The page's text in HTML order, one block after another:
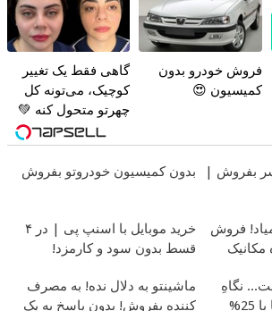
فروش خودرو بدون
کمیسیون 😍
گاهی فقط یک تغییر
کوچیک، می‌تونه کل
چهرتو متحول کنه 💚
تغییر طبیعی
بفروش |
بدون کمیسیون خودروتو بفروش
فروش
خرید موبایل با اسنپ پی | در ۴
قسط بدون سود و کارمزد!
نگاهِ
بعد، انرژی داره 🌸 بلفا با 25%
ماشینتو به دلال نده! به مصرف
کننده بفروش! بدون پاسخ به یک